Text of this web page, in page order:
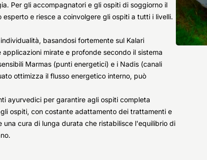
Per gli accompagnatori e gli ospiti di soggiorno il
e riesce a coinvolgere gli ospiti a tutti i livelli.
basandosi fortemente sul Kalari
mirate e profonde secondo il sistema
Marmas (punti energetici) e i Nadis (canali
ottimizza il flusso energetico interno, può
ayurvedici per garantire agli ospiti completa
ospiti, con costante adattamento dei trattamenti e
cura di lunga durata che ristabilisce l'equilibrio di